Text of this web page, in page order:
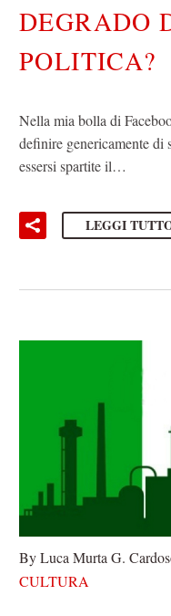
DEGRADO
POLITICA?
Nella mia bolla di
definire genericamente di
essersi spartite il…
LEGGI
By Luca Murta G.
CULTURA